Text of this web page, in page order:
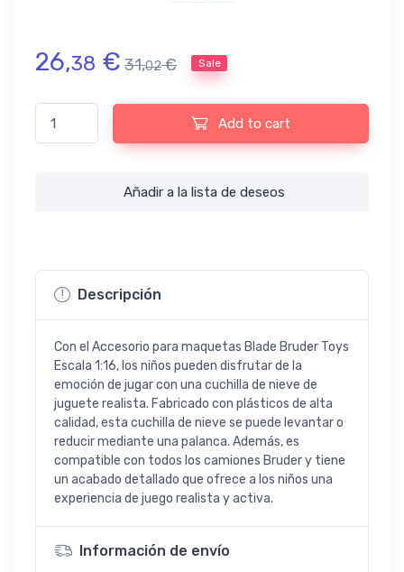
26,38 € 31,02 € Sale
Accesorio para maquetas Blade Bruder Toys Escala 1:16
Add to cart
Añadir a la lista de deseos
Descripción
Con el Accesorio para maquetas Blade Bruder Toys
Escala 1:16, los niños pueden disfrutar de la
emoción de jugar con una cuchilla de nieve de
juguete realista. Fabricado con plásticos de alta
calidad, esta cuchilla de nieve se puede levantar o
reducir mediante una palanca. Además, es
compatible con todos los camiones Bruder y tiene
un acabado detallado que ofrece a los niños una
experiencia de juego realista y activa.
Información de envío